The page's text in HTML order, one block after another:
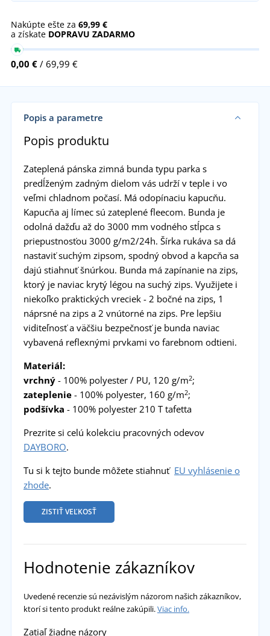
Nakúpte ešte za 69,99 €
a získate DOPRAVU ZADARMO
0,00 € / 69,99 €
Popis a parametre
Popis produktu
Zateplená pánska zimná bunda typu parka s
predĺženým zadným dielom vás udrží v teple i vo
veľmi chladnom počasí. Má odopínaciu kapucňu.
Kapucňa aj límec sú zateplené fleecom. Bunda je
odolná dažďu až do 3000 mm vodného stĺpca s
priepustnosťou 3000 g/m2/24h. Šírka rukáva sa dá
nastaviť suchým zipsom, spodný obvod a kapcňa sa
dajú stiahnuť šnúrkou. Bunda má zapínanie na zips,
ktorý je naviac krytý légou na suchý zips. Využijete i
niekoľko praktických vreciek - 2 bočné na zips, 1
náprsné na zips a 2 vnútorné na zips. Pre lepšiu
viditeľnosť a väčšiu bezpečnosť je bunda naviac
vybavená reflexnými prvkami vo farebnom odtieni.
Materiál:
vrchný- 100% polyester / PU, 120 g/m2;
zateplenie- 100% polyester, 160 g/m2;
podšívka - 100% polyester 210 T tafetta
Prezrite si celú kolekciu pracovných odevov
DAYBORO.
Tu si k tejto bunde môžete stiahnuť EU vyhlásenie o
zhode.
ZISTIŤ VEĽKOSŤ
Hodnotenie zákazníkov
Uvedené recenzie sú nezávislým názorom našich zákazníkov,
ktorí si tento produkt reálne zakúpili.Viac info.
Zatiaľ žiadne názory